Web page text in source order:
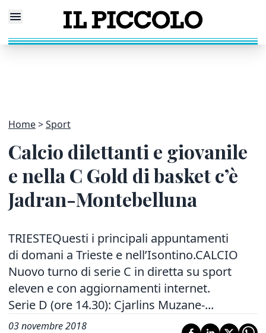
Home Sport
Calcio dilettanti e giovanile
e nella C Gold di basket c’è
Jadran-Montebelluna
TRIESTEQuesti i principali appuntamenti
di domani a Trieste e nell’Isontino.CALCIO
Nuovo turno di serie C in diretta su sport
eleven e con aggiornamenti internet.
Serie D (ore 14.30): Cjarlins Muzane-...
03 novembre 2018